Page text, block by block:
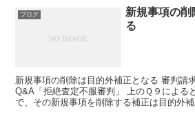
ブログ
新規事項の
る
新規事項の削除は目的外補正となる 審判請
Q&A「拒絶査定不服審判」 上のＱ９による
で、その新規事項を削除する補正は目的外補